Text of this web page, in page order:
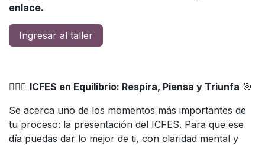
enlace.
Ingresar al taller
🧘‍♀️✨ ICFES en Equilibrio: Respira, Piensa y Triunfa 🎯
Se acerca uno de los momentos más importantes de
tu proceso: la presentación del ICFES. Para que ese
día puedas dar lo mejor de ti, con claridad mental y